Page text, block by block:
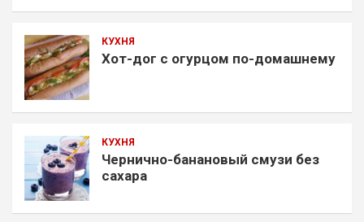
КУХНЯ
Хот-дог с огурцом по-домашнему
КУХНЯ
Чернично-банановый смузи без
сахара